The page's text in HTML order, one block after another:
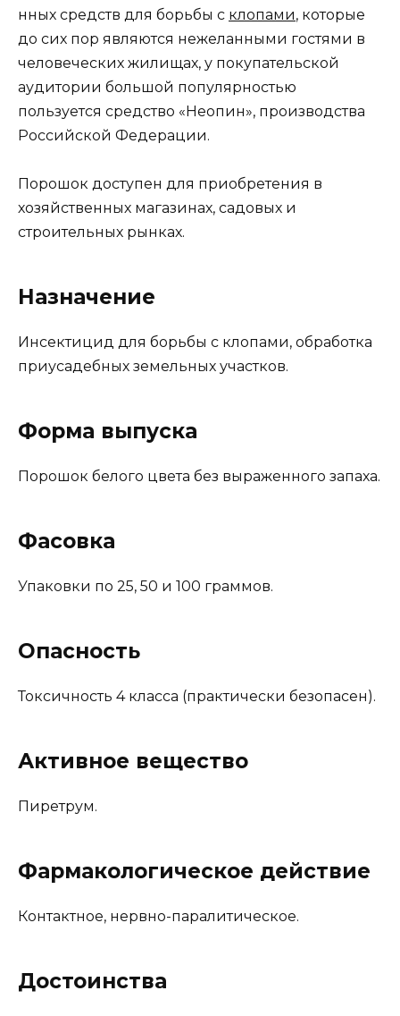
нных средств для борьбы с клопами, которые
до сих пор являются нежеланными гостями в
человеческих жилищах, у покупательской
аудитории большой популярностью
пользуется средство «Неопин», производства
Российской Федерации.
Порошок доступен для приобретения в
хозяйственных магазинах, садовых и
строительных рынках.
Назначение
Инсектицид для борьбы с клопами, обработка
приусадебных земельных участков.
Форма выпуска
Порошок белого цвета без выраженного запаха.
Фасовка
Упаковки по 25, 50 и 100 граммов.
Опасность
Токсичность 4 класса (практически безопасен).
Активное вещество
Пиретрум.
Фармакологическое действие
Контактное, нервно-паралитическое.
Достоинства